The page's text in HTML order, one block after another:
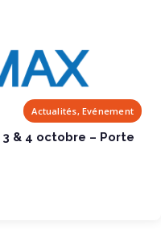
Porte de Versailles
Actualités, Evénement
& 4 octobre – Porte